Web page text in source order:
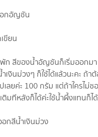
ขียน
ก สีของน้ำอัญชันก็เริ่มออกม
งินม่วงๆ ก็ใช้ได้แล้วนะคะ ถ้า
เลยค่ะ 100 กรัม แต่ถ้าใครไม่
ติมทีหลังก็ได้ค่ะใช้น้ำผึ้งแทนก็ไ